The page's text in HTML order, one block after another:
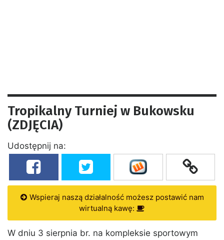
Tropikalny Turniej w Bukowsku
(ZDJĘCIA)
Udostępnij na:
Wspieraj naszą działalność możesz postawić nam
wirtualną kawę:
W dniu 3 sierpnia br. na kompleksie sportowym